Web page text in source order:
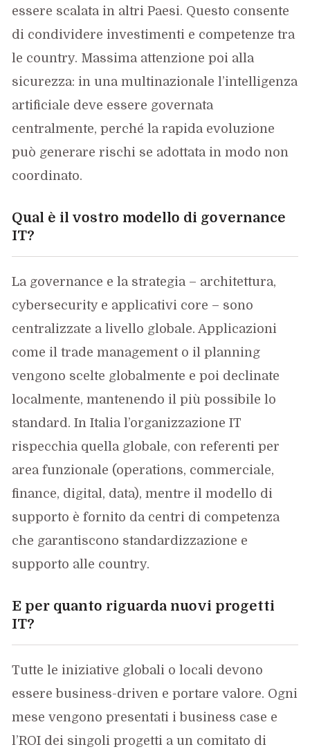
essere scalata in altri Paesi. Questo consente
di condividere investimenti e competenze tra
le country. Massima attenzione poi alla
sicurezza: in una multinazionale l’intelligenza
artificiale deve essere governata
centralmente, perché la rapida evoluzione
può generare rischi se adottata in modo non
coordinato.
Qual è il vostro modello di governance
IT?
La governance e la strategia – architettura,
cybersecurity e applicativi core – sono
centralizzate a livello globale. Applicazioni
come il trade management o il planning
vengono scelte globalmente e poi declinate
localmente, mantenendo il più possibile lo
standard. In Italia l’organizzazione IT
rispecchia quella globale, con referenti per
area funzionale (operations, commerciale,
finance, digital, data), mentre il modello di
supporto è fornito da centri di competenza
che garantiscono standardizzazione e
supporto alle country.
E per quanto riguarda nuovi progetti
IT?
Tutte le iniziative globali o locali devono
essere business-driven e portare valore. Ogni
mese vengono presentati i business case e
l’ROI dei singoli progetti a un comitato di